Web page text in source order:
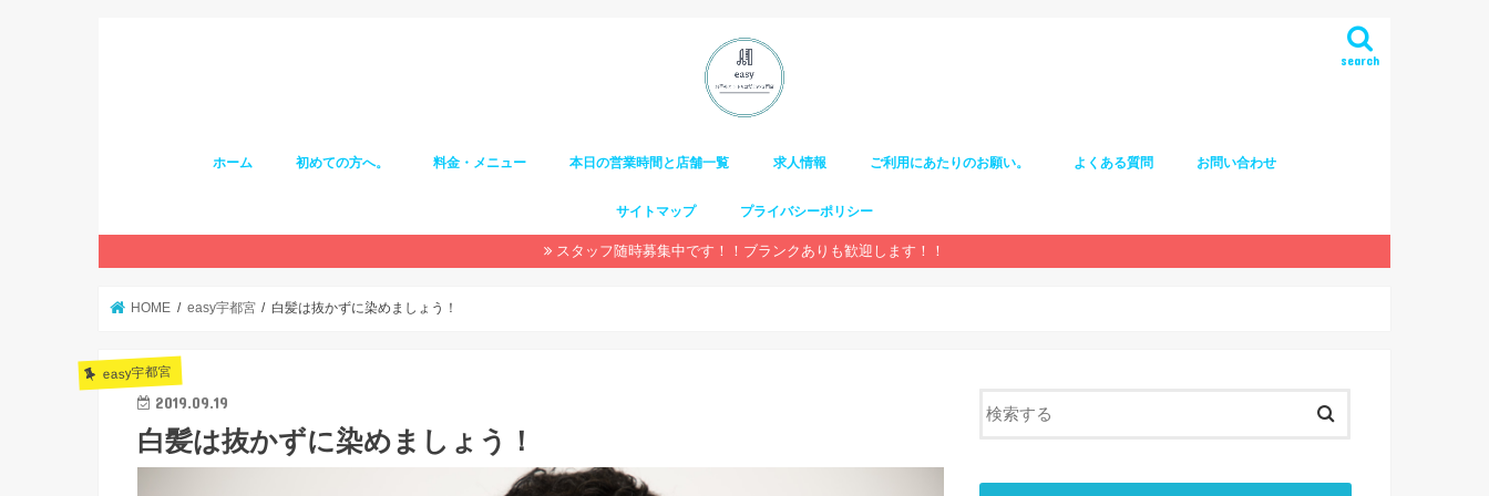
search
ホーム 初めての方へ。 料金・メニュー 本日の営業時間と店舗一覧 求人情報 ご利用にあたりのお願い。 よくある質問 お問い合わせ
サイトマップ プライバシーポリシー
スタッフ随時募集中です！！ブランクありも歓迎します！！
HOME easy宇都宮 白髪は抜かずに染めましょう！
easy宇都宮
2019.09.19
白髪は抜かずに染めましょう！